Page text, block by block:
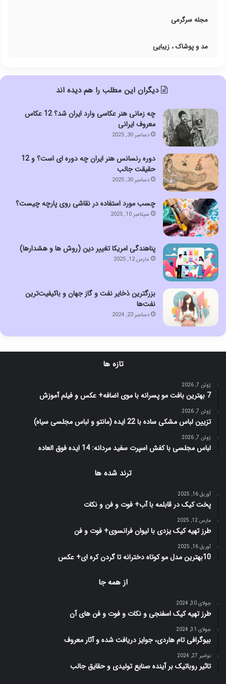
مجله سرگرمی
مد و پوشاک ، زیبایی
دیگران این مطلب را هم دیده اند
چه زمانی هنر عکاسی وارد ایران شد؟ 12 عکاس
معروف ایرانی
دسامبر 30, 2025
دوره رنسانس هنر ایران چه دوره ای است؟ و 12
حقیقت جالب
دسامبر 30, 2025
چسب مورد استفاده در نقاشی روی پارچه چیست؟
سپتامبر 10, 2025
پناهندگی امریکا تغییر دین (روش ها و هشدارها)
مارس 12, 2025
بزرگترین ذخایر نفت و گاز جهان و باکیفیت‌ترین
نفت‌ها
دسامبر 23, 2024
تازه ها
ژوئن 7, 2026
7 بهترین بافت مو پسرانه با موی اضافه+ عکس و فیلم آموزش
ژوئن 7, 2026
تزیین لباس مشکی ساده با 22 ایده (مانتو و لباس مجلسی سیاه)
ژوئن 7, 2026
لباس مجلسی با کفش اسپرت سفید مردانه: 14 ایده فوق العاده
ترند شده ها
آوریل 16, 2025
پخت کیک در قابلمه با آب+ فوت و فن و نکات
مارس 12, 2025
طرز تهیه کیک یزدی با لیوان فرانسوی+ فوت و فن
آوریل 16, 2025
10بهترین مدل مو کوتاه دخترانه تا گردن کره ای+ عکس
از همه جا
جولای 30, 2024
طرز تهیه کیک اسفنجی و نکات و فوت و فن های آن
جولای 31, 2024
بیوگرافی تام هاردی، جوایز دریافت شده و آثار معروف
نوامبر 27, 2024
تاثیر روباتیک بر آینده صنایع تولیدی و حقایق جالب